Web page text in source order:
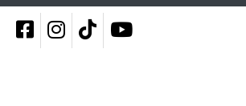
Kövess be Facebookon
Kövess be Instagramon
Kövess be TikTokon
YouTube